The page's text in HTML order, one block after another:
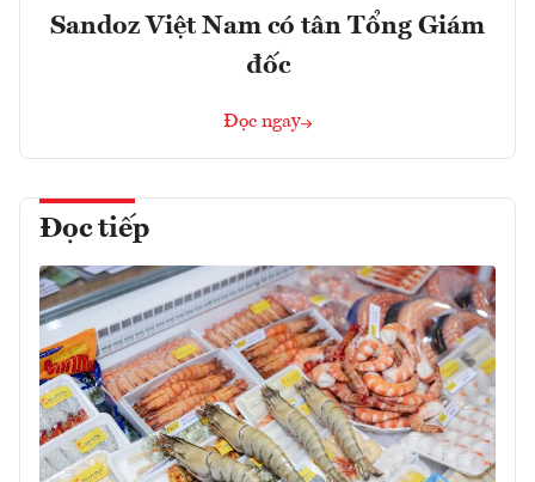
Sandoz Việt Nam có tân Tổng Giám
đốc
Đọc ngay
Đọc tiếp